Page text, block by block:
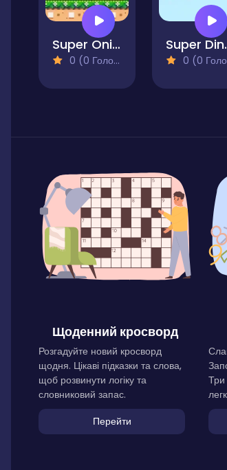
Super Onion Boy 2
0 (0 Голосів) 0 (0 Голосів)
Щоденний кросворд
Розгадуйте новий кросворд
щодня. Цікаві підказки та слова,
щоб розвинути логіку та
словниковий запас.
Перейти
Три